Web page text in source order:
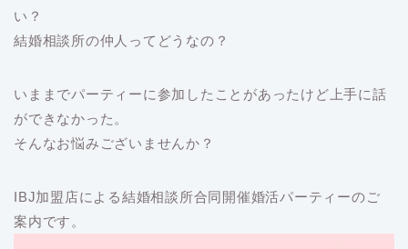
い？
結婚相談所の仲人ってどうなの？
いままでパーティーに参加したことがあったけど上手に話
ができなかった。
そんなお悩みございませんか？
IBJ加盟店による結婚相談所合同開催婚活パーティーのご
案内です。